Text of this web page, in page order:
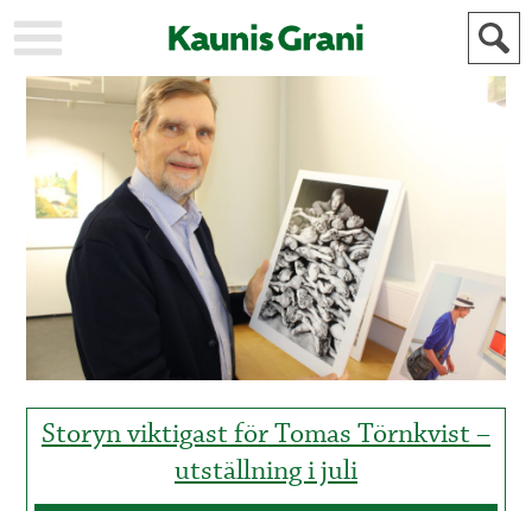
KAUPUNKI
STADEN
AJANKOHTAISTA
AKTUELLT
URHEILU
KULTTUURI
HISTORIA
HISTORIA
YLEINEN
ALLMÄN
MAINOSTAJILLE
FÖR
ANNONSÖRER
Storyn viktigast för Tomas Törnkvist –
utställning i juli